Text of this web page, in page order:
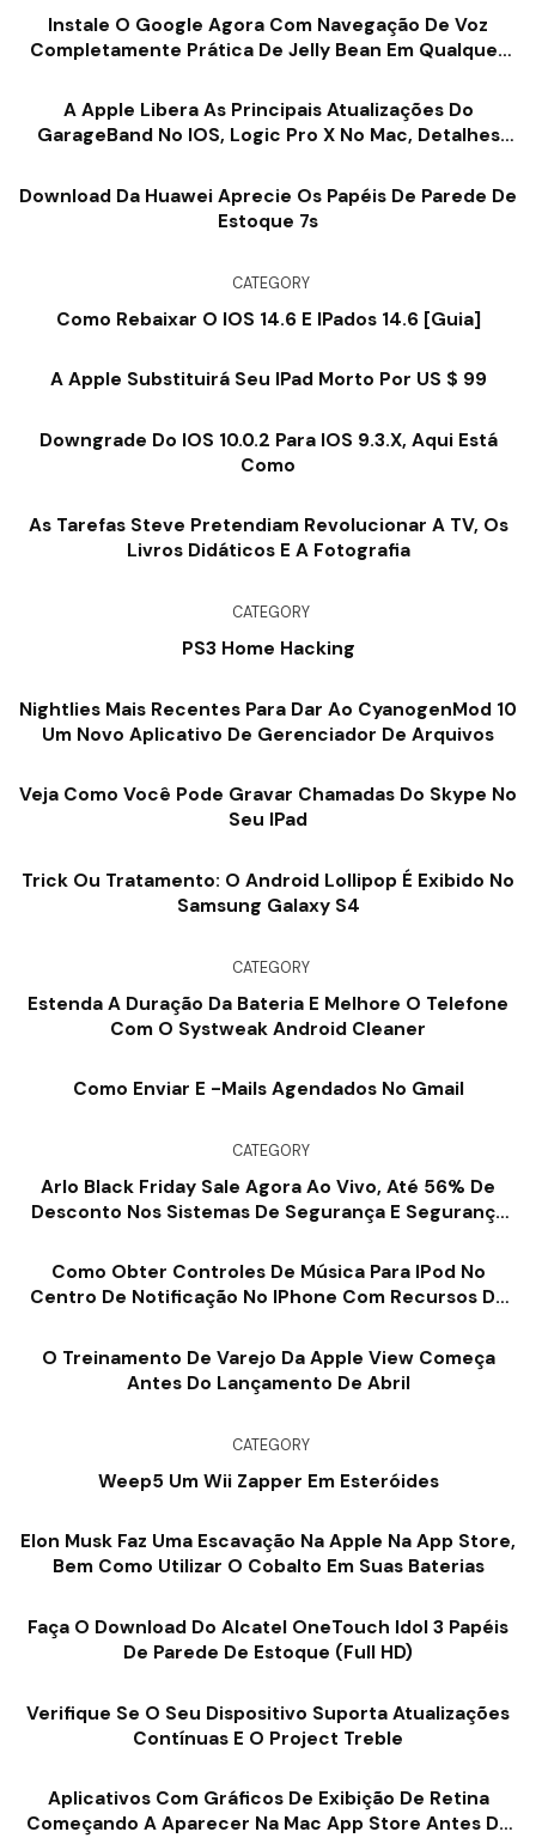
Instale O Google Agora Com Navegação De Voz
Completamente Prática De Jelly Bean Em Qualquer
A Apple Libera As Principais Atualizações Do
GarageBand No IOS, Logic Pro X No Mac, Detalhes
Download Da Huawei Aprecie Os Papéis De Parede De
Estoque 7s
CATEGORY
Como Rebaixar O IOS 14.6 E IPados 14.6 [guia]
A Apple Substituirá Seu IPad Morto Por US $ 99
Downgrade Do IOS 10.0.2 Para IOS 9.3.x, Aqui Está
Como
As Tarefas Steve Pretendiam Revolucionar A TV, Os
Livros Didáticos E A Fotografia
CATEGORY
PS3 Home Hacking
Nightlies Mais Recentes Para Dar Ao CyanogenMod 10
Um Novo Aplicativo De Gerenciador De Arquivos
Veja Como Você Pode Gravar Chamadas Do Skype No
Seu IPad
Trick Ou Tratamento: O Android Lollipop É Exibido No
Samsung Galaxy S4
CATEGORY
Estenda A Duração Da Bateria E Melhore O Telefone
Com O Systweak Android Cleaner
Como Enviar E -mails Agendados No Gmail
CATEGORY
Arlo Black Friday Sale Agora Ao Vivo, Até 56% De
Desconto Nos Sistemas De Segurança E Segurança
Como Obter Controles De Música Para IPod No
Centro De Notificação No IPhone Com Recursos De
O Treinamento De Varejo Da Apple View Começa
Antes Do Lançamento De Abril
CATEGORY
Weep5 Um Wii Zapper Em Esteróides
Elon Musk Faz Uma Escavação Na Apple Na App Store,
Bem Como Utilizar O Cobalto Em Suas Baterias
Faça O Download Do Alcatel OneTouch Idol 3 Papéis
De Parede De Estoque (Full HD)
Verifique Se O Seu Dispositivo Suporta Atualizações
Contínuas E O Project Treble
Aplicativos Com Gráficos De Exibição De Retina
Começando A Aparecer Na Mac App Store Antes Da